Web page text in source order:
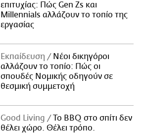
επιτυχίας: Πώς Gen Zs και
Millennials αλλάζουν το τοπίο της
εργασίας
Εκπαίδευση
Νέοι δικηγόροι
αλλάζουν το τοπίο: Πώς οι
σπουδές Νομικής οδηγούν σε
θεσμική συμμετοχή
Good Living
Το BBQ στο σπίτι δεν
θέλει χώρο. Θέλει τρόπο.